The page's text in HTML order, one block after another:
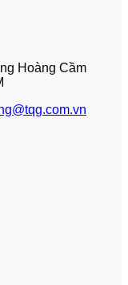
Hoàng Cầm